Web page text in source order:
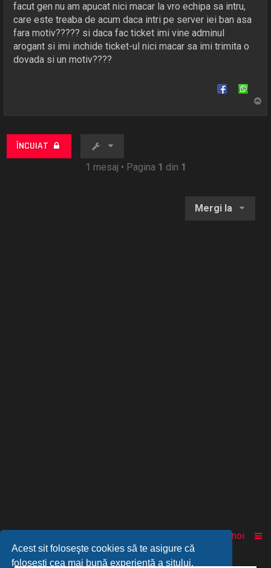
Acest sit foloseşte cookies să te asigure că
foloseşti cea mai bună experienţă a sitului.
facut gen nu am apucat nici macar la vro echipa sa intru,
care este treaba de acum daca intri pe server iei ban asa
fara motiv????? si daca fac ticket imi vine adminul
arogant si imi inchide ticket-ul nici macar sa imi trimita o
dovada si un motiv????
ÎNCUIAT
1 mesaj • Pagina 1 din 1
Mergi la
Despre noi